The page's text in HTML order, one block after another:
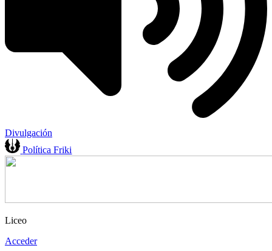
Divulgación
Política Friki
Liceo
Acceder